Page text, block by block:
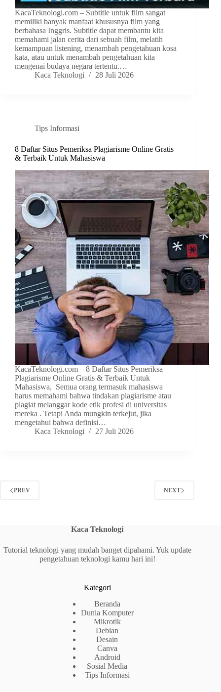
KacaTeknologi.com – Subtitle untuk film sangat
memiliki banyak manfaat khususnya film yang
berbahasa Inggris. Subtitle dapat membantu kita
memahami jalan cerita dari sebuah film, melatih
kemampuan listening, menambah pengetahuan kosa
kata, atau untuk menambah pengetahuan kita
mengenai budaya negara tertentu.…
Kaca Teknologi
28 Juli 2026
Tips Informasi
8 Daftar Situs Pemeriksa Plagiarisme Online Gratis
& Terbaik Untuk Mahasiswa
KacaTeknologi.com – 8 Daftar Situs Pemeriksa
Plagiarisme Online Gratis & Terbaik Untuk
Mahasiswa, Semua orang termasuk mahasiswa
harus memahami bahwa tindakan plagiarisme atau
plagiat melanggar kode etik profesi di universitas
mereka . Tetapi Anda mungkin terkejut, jika
mengetahui bahwa definisi…
Kaca Teknologi
27 Juli 2026
PREV NEXT
Kaca Teknologi
Tutorial teknologi yang mudah banget dipahami. Yuk update
pengetahuan teknologi kamu hari ini!
Kategori
Beranda
Dunia Komputer
Mikrotik
Debian
Desain
Canva
Android
Sosial Media
Tips Informasi